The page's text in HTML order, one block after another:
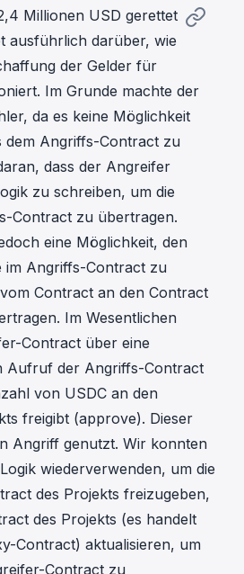
Millionen USD gerettet
ausführlich darüber, wie
der Gelder für
. Im Grunde machte der
da es keine Möglichkeit
dem Angriffs-Contract zu
dass der Angreifer
zu schreiben, um die
Contract zu übertragen.
eine Möglichkeit, den
im Angriffs-Contract zu
Contract an den Contract
Im Wesentlichen
Contract über eine
Aufruf der Angriffs-Contract
von USDC an den
freigibt (approve). Dieser
Angriff genutzt. Wir konnten
wiederverwenden, um die
des Projekts freizugeben,
des Projekts (es handelt
Contract) aktualisieren, um
Contract zu